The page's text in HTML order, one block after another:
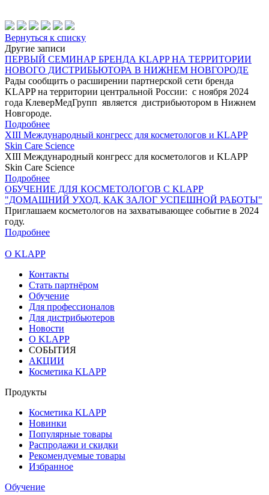
Вернуться к списку
Другие записи
ПЕРВЫЙ СЕМИНАР БРЕНДА KLAPP НА ТЕРРИТОРИИ
НОВОГО ДИСТРИБЬЮТОРА В НИЖНЕМ НОВГОРОДЕ
Рады сообщить о расширении партнерской сети бренда
KLAPP на территории центральной России: с ноября 2024
года КлеверМедГрупп является дистрибьютором в Нижнем
Новгороде.
Подробнее
XIII Международный конгресс для косметологов и KLAPP
Skin Care Science
XIII Международный конгресс для косметологов и KLAPP
Skin Care Science
Подробнее
ОБУЧЕНИЕ ДЛЯ КОСМЕТОЛОГОВ С KLAPP
"ДОМАШНИЙ УХОД, КАК ЗАЛОГ УСПЕШНОЙ РАБОТЫ"
Приглашаем косметологов на захватывающее событие в 2024
году.
Подробнее
О KLAPP
Контакты
Стать партнёром
Обучение
Для профессионалов
Для дистрибьютеров
Новости
О KLAPP
СОБЫТИЯ
АКЦИИ
Косметика KLAPP
Продукты
Косметика KLAPP
Новинки
Популярные товары
Распродажи и скидки
Рекомендуемые товары
Избранное
Обучение